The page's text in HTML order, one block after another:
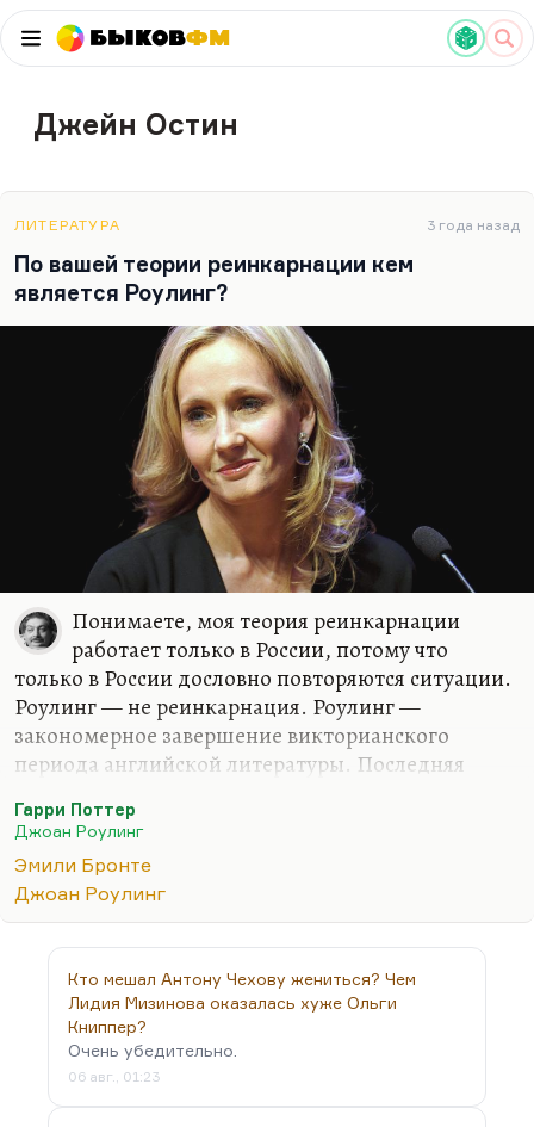
БыковФМ
Джейн Остин
ЛИТЕРАТУРА 3 года назад
По вашей теории реинкарнации кем
является Роулинг?
Понимаете, моя теория реинкарнации
работает только в России, потому что
только в России дословно повторяются ситуации.
Роулинг — не реинкарнация. Роулинг —
закономерное завершение викторианского
периода английской литературы. Последняя
Понимаете, из Диккенса вышли Честертон,
Уайльд, Киплинг, Стивенсон, Голсуорси, Моэм,
даже Шоу. А вот Роулинг — это такой последний
запоздалый подарок викторианского века.
Понимаете, если брать реинкарнации (опять-
таки, гендерная проблема), то она — такое
последнее, что ли, возрождение линии Остин и в
огромной степени Бронте. Она такая, понимаете,
сумма трех сестричек Бронте — Анны, Эмили и
Шарлотты.
Гарри Поттер
Джоан Роулинг
Эмили Бронте
Джоан Роулинг
Кто мешал Антону Чехову жениться? Чем
Лидия Мизинова оказалась хуже Ольги
Книппер?
Очень убедительно.
06 авг., 01:23